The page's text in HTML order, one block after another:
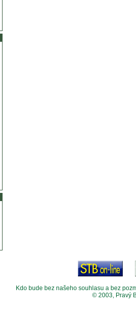
Kdo bude bez našeho souhlasu a bez
© 2003, Pravý